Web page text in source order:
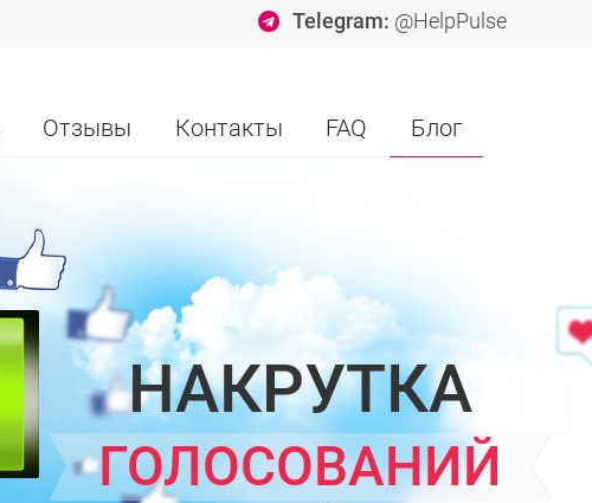
Telegram: @HelpPulse
Отзывы Контакты FAQ Блог
НАКРУТКА
ГОЛОСОВАНИЙ